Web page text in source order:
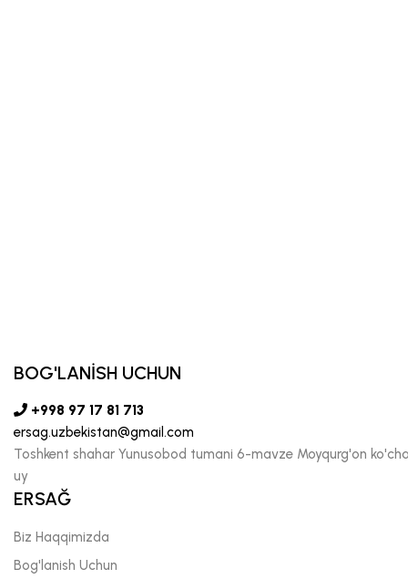
BOG'LANİSH UCHUN
+998 97 17 81 713
ersag.uzbekistan@gmail.com
Toshkent shahar Yunusobod tumani 6-mavze Moyqurg'on
uy
ERSAĞ
Biz Haqqimizda
Bog'lanish Uchun